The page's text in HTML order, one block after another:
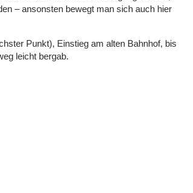
– ansonsten bewegt man sich auch hier
Punkt), Einstieg am alten Bahnhof, bis
leicht bergab.